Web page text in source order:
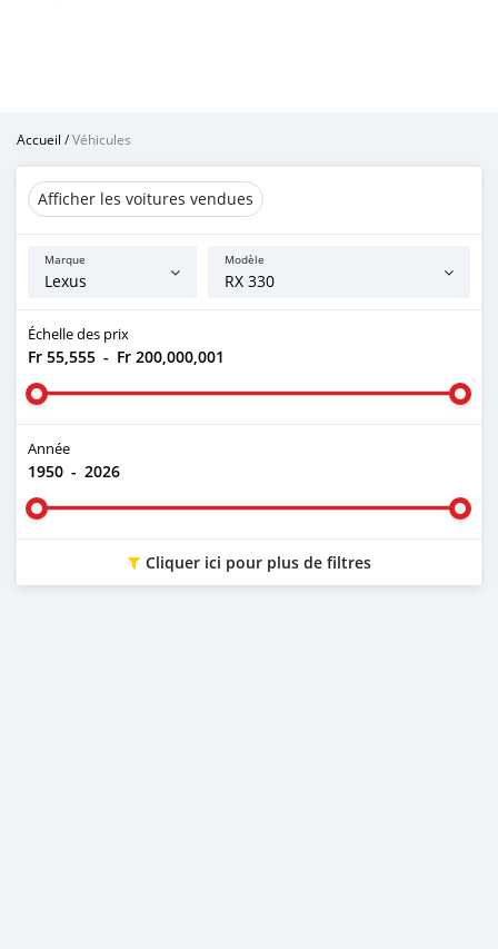
Accueil /Véhicules
Afficher les voitures vendues
Marque Modèle
Échelle des prix
Fr 55,555 - Fr 200,000,001
Année
1950 - 2026
Cliquer ici pour plus de filtres